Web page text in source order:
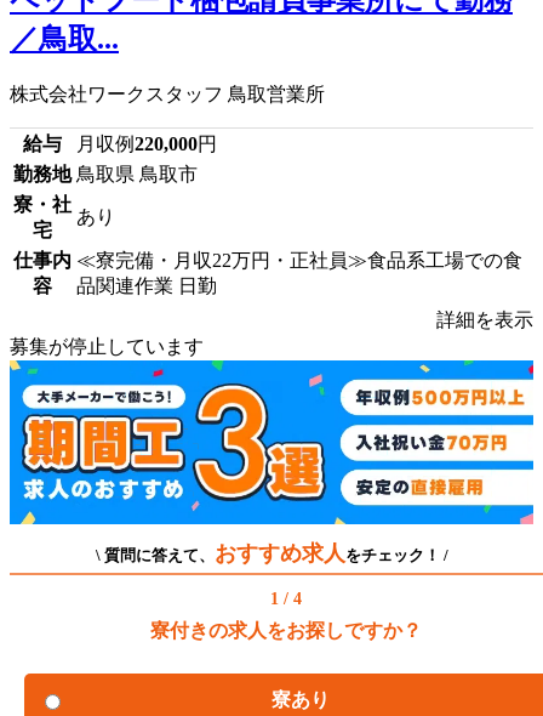
／鳥取...
株式会社ワークスタッフ 鳥取営業所
給与 月収例220,000円
勤務地 鳥取県 鳥取市
寮・社
宅
あり
仕事内
容
≪寮完備・月収22万円・正社員≫食品系工場での食
品関連作業 日勤
詳細を表示
募集が停止しています
\ 質問に答えて、 おすすめ求人 をチェック！ /
1 / 4
寮付きの求人をお探しですか？
寮あり